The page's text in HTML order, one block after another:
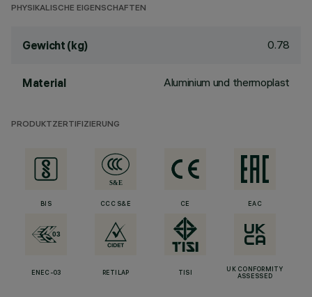
PHYSIKALISCHE EIGENSCHAFTEN
Gewicht (kg) 0.78
Material Aluminium und thermoplast
PRODUKTZERTIFIZIERUNG
BIS CCC S&E CE EAC
ENEC-03 RETILAP TISI
UK CONFORMITY
ASSESSED